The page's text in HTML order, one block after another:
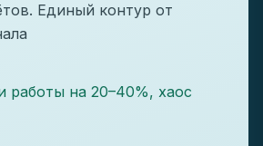
Единый контур от
работы на 20–40%, хаос